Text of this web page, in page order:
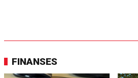
FINANSES